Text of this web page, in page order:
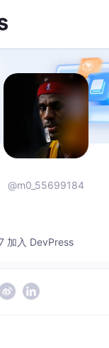
@m0_55699184
加入 DevPress